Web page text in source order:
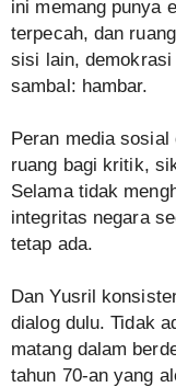
ini memang punya
terpecah, dan
sisi lain,
sambal: hambar.
Peran media
ruang bagi kritik,
Selama tidak
integritas negara
tetap ada.
Dan Yusril
dialog dulu. Tidak
matang dalam
tahun 70-an yang